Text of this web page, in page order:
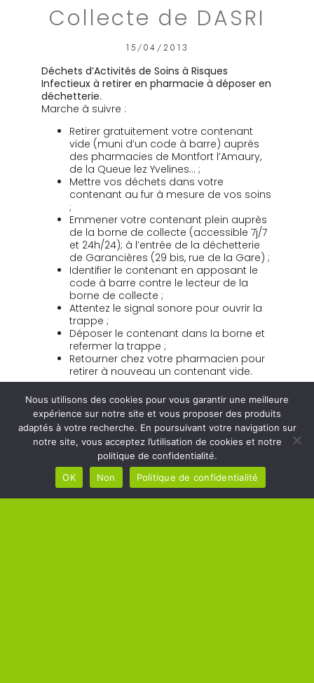
Collecte de DASRI
15/04/2013
Déchets d’Activités de Soins à Risques
Infectieux à retirer en pharmacie à déposer en
déchetterie.
Marche à suivre :
Retirer gratuitement votre contenant
vide (muni d’un code à barre) auprès
des pharmacies de Montfort l’Amaury,
de la Queue lez Yvelines… ;
Mettre vos déchets dans votre
contenant au fur à mesure de vos soins
;
Emmener votre contenant plein auprès
de la borne de collecte (accessible 7j/7
et 24h/24); à l’entrée de la déchetterie
de Garancières (29 bis, rue de la Gare) ;
Identifier le contenant en apposant le
code à barre contre le lecteur de la
borne de collecte ;
Attentez le signal sonore pour ouvrir la
trappe ;
Déposer le contenant dans la borne et
refermer la trappe ;
Retourner chez votre pharmacien pour
retirer à nouveau un contenant vide.
Ne jetez plus vos déchets de soins n’importe
où ! Vous êtes responsable devant la loi de
leur élimination.
MAIRIE DE
Nous utilisons des cookies pour vous garantir une meilleure
expérience sur notre site et vous proposer des produits
adaptés à votre recherche. En poursuivant votre navigation sur
notre site, vous acceptez l’utilisation de cookies et notre
politique de confidentialité.
OK
Non Politique de confidentialité